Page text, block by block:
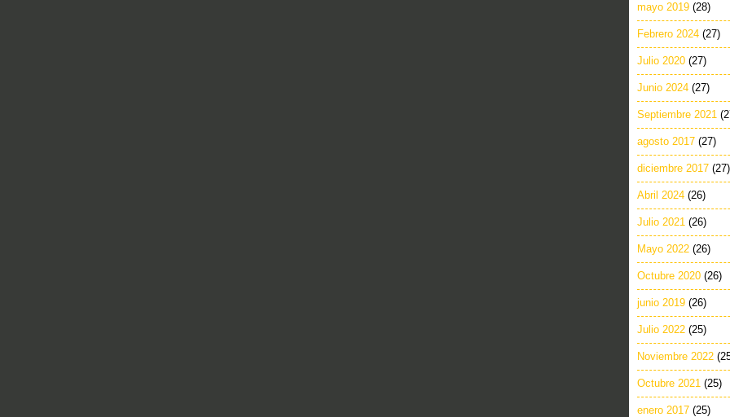
mayo 2019 (28)
Febrero 2024 (27)
Julio 2020 (27)
Junio 2024 (27)
Septiembre 2021
agosto 2017 (27)
diciembre 2017 (27)
Abril 2024 (26)
Julio 2021 (26)
Mayo 2022 (26)
Octubre 2020 (26)
junio 2019 (26)
Julio 2022 (25)
Noviembre 2022
Octubre 2021 (25)
enero 2017 (25)